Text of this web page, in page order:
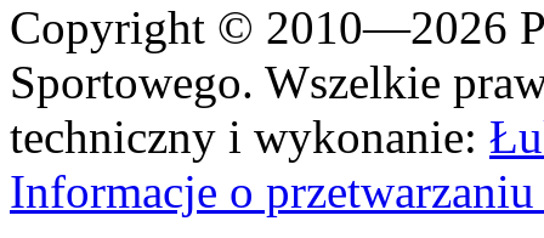
Copyright © 2010—2026
Sportowego. Wszelkie
techniczny i wykonanie:
Informacje o